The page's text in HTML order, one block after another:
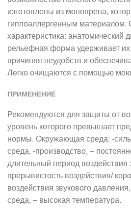
изготовлены из монопрена,
гиппоаллергенным материалом.
характеристика: анатомический
рельефная форма удерживает их
причиняя неудобств и
Легко очищаются с помощью
ПРИМЕНЕНИЕ
Рекомендуются для защиты от
уровень которого превышает
нормы. Окружающая среда: -
среда, -производство, –
длительный период воздействия
прерывистость воздействия/
воздействия звукового
среда, – высокая температура.